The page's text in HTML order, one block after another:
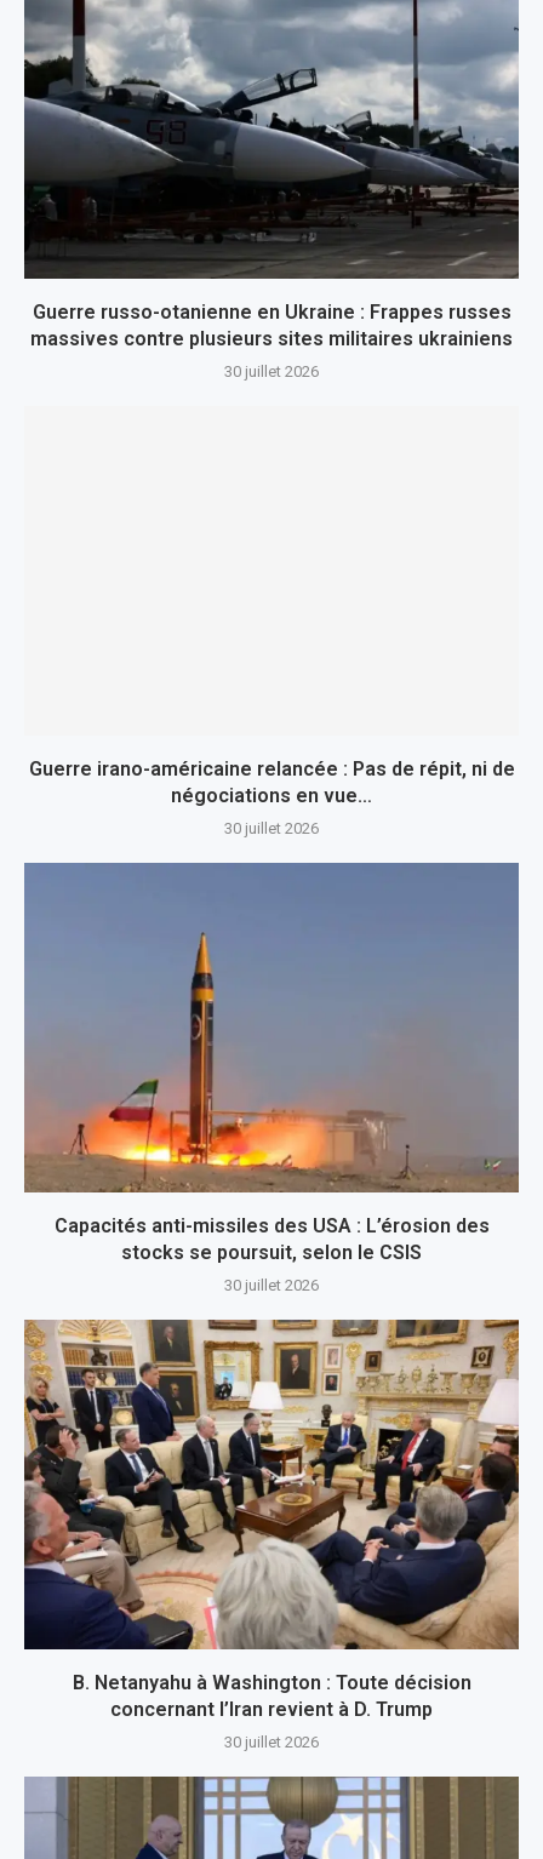
Guerre russo-otanienne en Ukraine : Frappes russes
massives contre plusieurs sites militaires ukrainiens
30 juillet 2026
Guerre irano-américaine relancée : Pas de répit, ni de
négociations en vue…
30 juillet 2026
Capacités anti-missiles des USA : L’érosion des
stocks se poursuit, selon le CSIS
30 juillet 2026
B. Netanyahu à Washington : Toute décision
concernant l’Iran revient à D. Trump
30 juillet 2026